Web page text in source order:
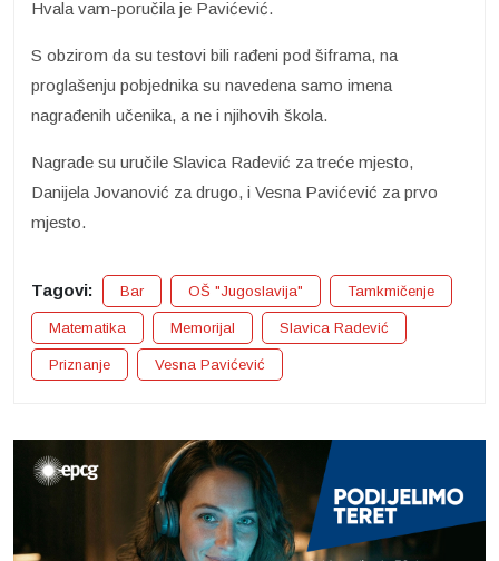
Hvala vam-poručila je Pavićević.
S obzirom da su testovi bili rađeni pod šiframa, na
proglašenju pobjednika su navedena samo imena
nagrađenih učenika, a ne i njihovih škola.
Nagrade su uručile Slavica Radević za treće mjesto,
Danijela Jovanović za drugo, i Vesna Pavićević za prvo
mjesto.
Tagovi: Bar OŠ "Jugoslavija" Tamkmičenje
Matematika Memorijal Slavica Radević
Priznanje Vesna Pavićević